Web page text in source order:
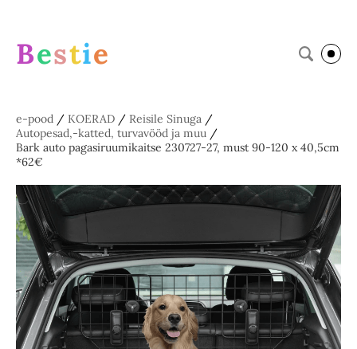
Bestie
e-pood / KOERAD / Reisile Sinuga /
Autopesad,-katted, turvavööd ja muu /
Bark auto pagasiruumikaitse 230727-27, must 90-120 x 40,5cm
*62€